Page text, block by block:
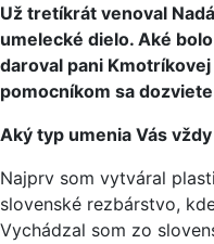
Už tretíkrát venoval
umelecké dielo. Aké
daroval pani
pomocníkom sa
Aký typ umenia Vás
Najprv som vytváral
slovenské rezbárstvo,
Vychádzal som zo